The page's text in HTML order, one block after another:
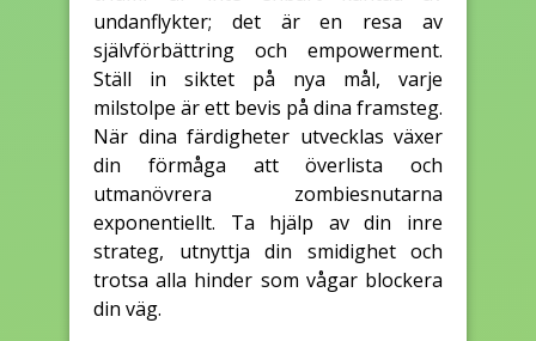
undanflykter; det är en resa av
självförbättring och empowerment.
Ställ in siktet på nya mål, varje
milstolpe är ett bevis på dina framsteg.
När dina färdigheter utvecklas växer
din förmåga att överlista och
utmanövrera zombiesnutarna
exponentiellt. Ta hjälp av din inre
strateg, utnyttja din smidighet och
trotsa alla hinder som vågar blockera
din väg.